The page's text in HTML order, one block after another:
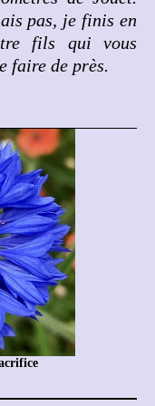
pas, je finis en
fils qui vous
faire de près.